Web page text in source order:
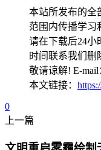
本站所发布的全
范围内传播学习
请在下载后24小
时间联系我们删
敬请谅解! E-mail
本文链接：
0
上一篇